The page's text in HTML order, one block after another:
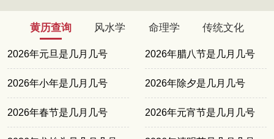
黄历查询 风水学 命理学 传统文化
2026年元旦是几月几号 2026年腊八节是几月几号
2026年小年是几月几号 2026年除夕是几月几号
2026年春节是几月几号 2026年元宵节是几月几号